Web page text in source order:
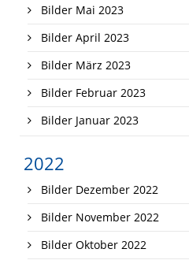
Bilder Mai 2023
Bilder April 2023
Bilder März 2023
Bilder Februar 2023
Bilder Januar 2023
2022
Bilder Dezember 2022
Bilder November 2022
Bilder Oktober 2022